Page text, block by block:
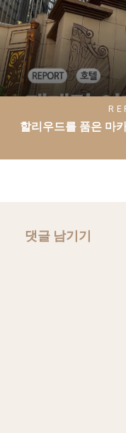
할리우드를 품은 마
댓글 남기기